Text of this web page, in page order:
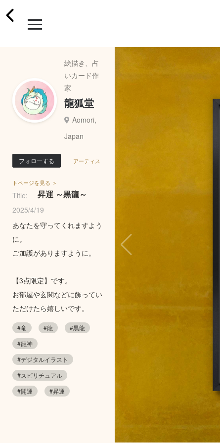
絵描き、占
いカード作
家
龍狐堂
Aomori,
Japan
フォローする アーティス
トページを見る ＞
Title: 昇運 ～黒龍～
2025/4/19
あなたを守ってくれますよう
に。
ご加護がありますように。
【3点限定】です。
お部屋や玄関などに飾ってい
ただけたら嬉しいです。
#竜 #龍
#黒龍
#龍神
#デジタルイラスト
#スピリチュアル
#開運
#昇運